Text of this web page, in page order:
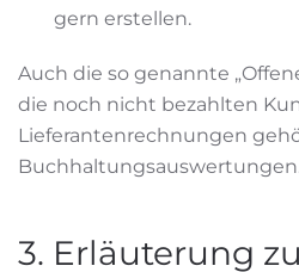
gern erstellen.
Auch die so genannte
die noch nicht bezahlten
Lieferantenrechnungen
3. Erläuterung